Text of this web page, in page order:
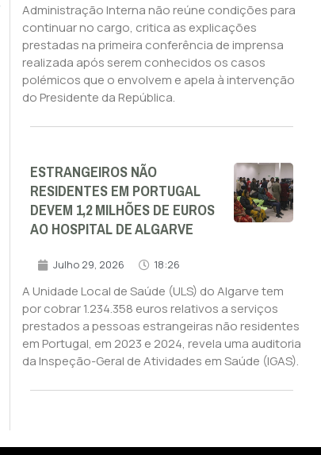
Administração Interna não reúne condições para
continuar no cargo, critica as explicações
prestadas na primeira conferência de imprensa
realizada após serem conhecidos os casos
polémicos que o envolvem e apela à intervenção
do Presidente da República.
ESTRANGEIROS NÃO
RESIDENTES EM PORTUGAL
DEVEM 1,2 MILHÕES DE EUROS
AO HOSPITAL DE ALGARVE
Julho 29, 2026 18:26
A Unidade Local de Saúde (ULS) do Algarve tem
por cobrar 1.234.358 euros relativos a serviços
prestados a pessoas estrangeiras não residentes
em Portugal, em 2023 e 2024, revela uma auditoria
da Inspeção-Geral de Atividades em Saúde (IGAS).